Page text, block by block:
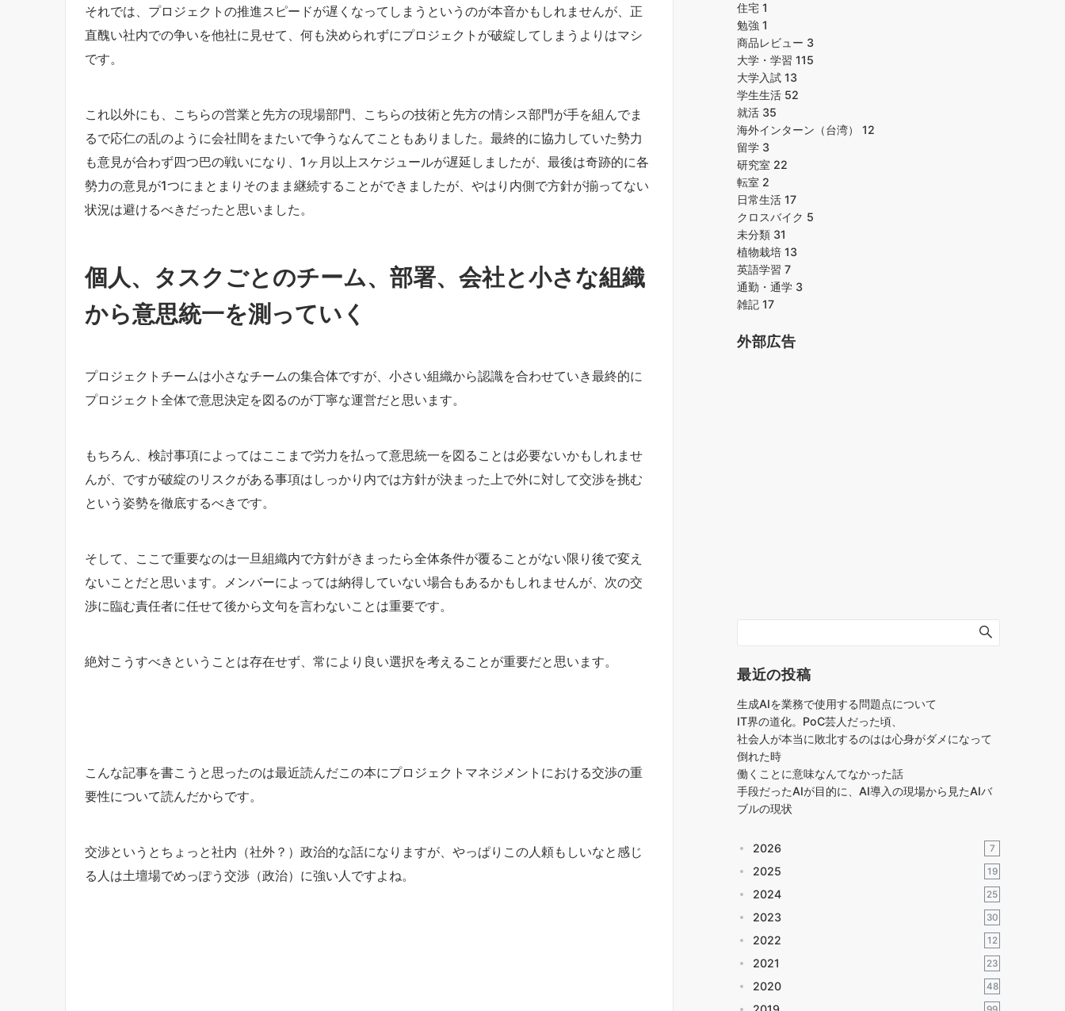
それでは、プロジェクトの推進スピードが遅くなってしまうというのが本音かもしれませんが、正
直醜い社内での争いを他社に見せて、何も決められずにプロジェクトが破綻してしまうよりはマシ
です。
これ以外にも、こちらの営業と先方の現場部門、こちらの技術と先方の情シス部門が手を組んでま
るで応仁の乱のように会社間をまたいで争うなんてこともありました。最終的に協力していた勢力
も意見が合わず四つ巴の戦いになり、1ヶ月以上スケジュールが遅延しましたが、最後は奇跡的に各
勢力の意見が1つにまとまりそのまま継続することができましたが、やはり内側で方針が揃ってない
状況は避けるべきだったと思いました。
個人、タスクごとのチーム、部署、会社と小さな組織
から意思統一を測っていく
プロジェクトチームは小さなチームの集合体ですが、小さい組織から認識を合わせていき最終的に
プロジェクト全体で意思決定を図るのが丁寧な運営だと思います。
もちろん、検討事項によってはここまで労力を払って意思統一を図ることは必要ないかもしれませ
んが、ですが破綻のリスクがある事項はしっかり内では方針が決まった上で外に対して交渉を挑む
という姿勢を徹底するべきです。
そして、ここで重要なのは一旦組織内で方針がきまったら全体条件が覆ることがない限り後で変え
ないことだと思います。メンバーによっては納得していない場合もあるかもしれませんが、次の交
渉に臨む責任者に任せて後から文句を言わないことは重要です。
絶対こうすべきということは存在せず、常により良い選択を考えることが重要だと思います。
こんな記事を書こうと思ったのは最近読んだこの本にプロジェクトマネジメントにおける交渉の重
要性について読んだからです。
交渉というとちょっと社内（社外？）政治的な話になりますが、やっぱりこの人頼もしいなと感じ
る人は土壇場でめっぽう交渉（政治）に強い人ですよね。
住宅 1
勉強 1
商品レビュー 3
大学・学習 115
大学入試 13
学生生活 52
就活 35
海外インターン（台湾） 12
留学 3
研究室 22
転室 2
日常生活 17
クロスバイク 5
未分類 31
植物栽培 13
英語学習 7
通勤・通学 3
雑記 17
外部広告
最近の投稿
生成AIを業務で使用する問題点について
IT界の道化。PoC芸人だった頃、
社会人が本当に敗北するのはは心身がダメになって
倒れた時
働くことに意味なんてなかった話
手段だったAIが目的に、AI導入の現場から見たAIバ
ブルの現状
2026 7
2025 19
2024 25
2023 30
2022 12
2021 23
2020 48